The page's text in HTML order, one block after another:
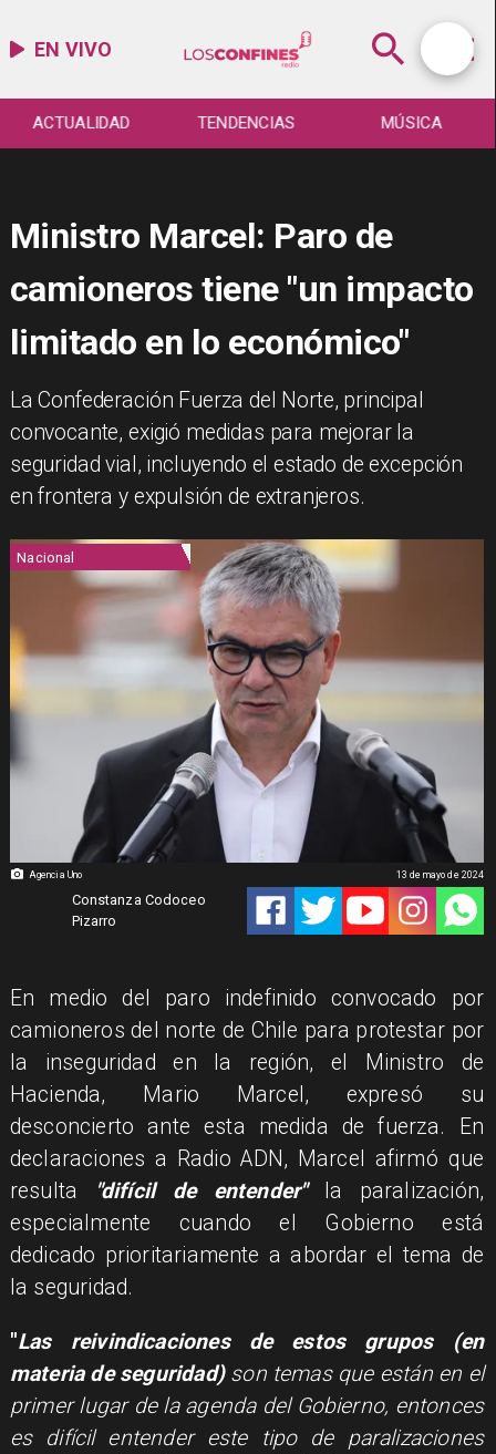
EN VIVO
ACTUALIDAD TENDENCIAS MÚSICA
Ministro Marcel: Paro de
camioneros tiene "un impacto
limitado en lo económico"
La Confederación Fuerza del Norte, principal
convocante, exigió medidas para mejorar la
seguridad vial, incluyendo el estado de excepción
en frontera y expulsión de extranjeros.
Agencia Uno
Nacional
Constanza Codoceo
Pizarro
13 de mayo de 2024
En medio del paro indefinido convocado por
camioneros del norte de Chile para protestar por
la inseguridad en la región, el Ministro de
Hacienda, Mario Marcel, expresó su
desconcierto ante esta medida de fuerza. En
declaraciones a Radio ADN, Marcel afirmó que
resulta
"difícil de entender"la paralización,
especialmente cuando el Gobierno está
dedicado prioritariamente a abordar el tema de
la seguridad.
"Las reivindicaciones de estos grupos (en
materia de seguridad) son temas que están en el
primer lugar de la agenda del Gobierno, entonces
es difícil entender este tipo de paralizaciones